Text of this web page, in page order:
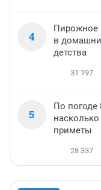
4
Пирожное
в
детства
31 197
5
По погоде
приметы
28 337